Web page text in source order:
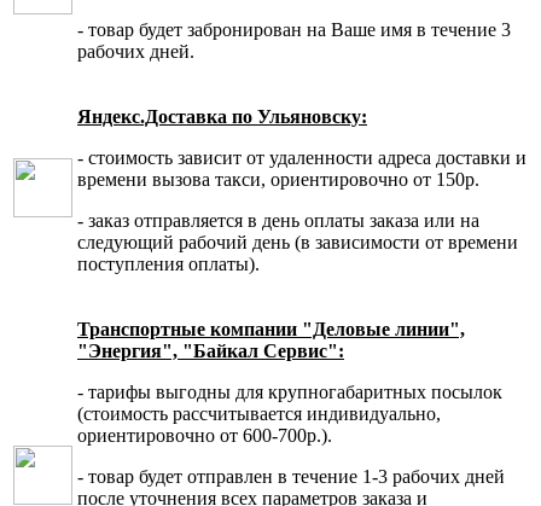
- товар будет забронирован на Ваше имя в течение 3
рабочих дней.
Яндекс.Доставка по Ульяновску:
- стоимость зависит от удаленности адреса доставки и
времени вызова такси, ориентировочно от 150р.
- заказ отправляется в день оплаты заказа или на
следующий рабочий день (в зависимости от времени
поступления оплаты).
Транспортные компании "Деловые линии",
"Энергия", "Байкал Сервис":
- тарифы выгодны для крупногабаритных посылок
(стоимость рассчитывается индивидуально,
ориентировочно от 600-700р.).
- товар будет отправлен в течение 1-3 рабочих дней
после уточнения всех параметров заказа и